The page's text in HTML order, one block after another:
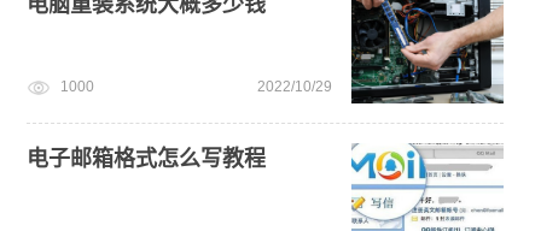
win10系统重装
windows11安装教程 win11下载 戴尔一键重装系统教育版
win10升级win11
电脑重装系统大概多少钱
1000 2022/10/29
电子邮箱格式怎么写教程